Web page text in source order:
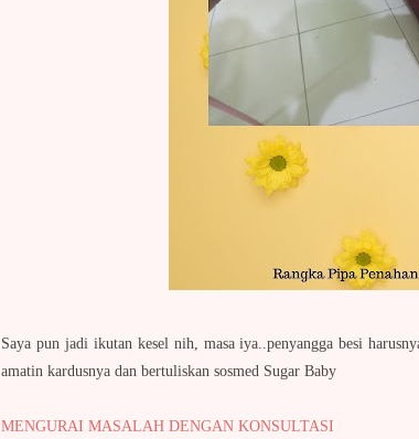
Saya pun jadi ikutan kesel nih, masa iya..penyangga besi
amatin kardusnya dan bertuliskan sosmed Sugar Baby
MENGURAI MASALAH DENGAN KONSULTASI